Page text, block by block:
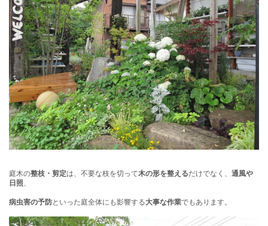
庭木の整枝・剪定は、不要な枝を切って木の形を整えるだけでなく、 通風や
日照
病虫害の予防といった庭全体にも影響する大事な作業でもあります。